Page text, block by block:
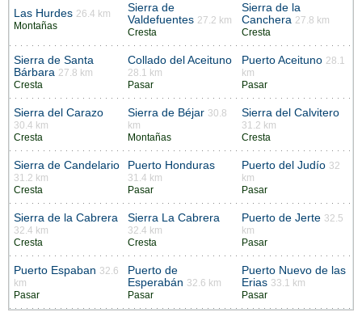
Las Hurdes 26.4 km
Montañas
Sierra de
Valdefuentes 27.2 km
Cresta
Sierra de la
Canchera 27.8 km
Cresta
Sierra de Santa
Bárbara 27.8 km
Cresta
Collado del Aceituno
28.1 km
Pasar
Puerto Aceituno 28.1
km
Pasar
Sierra del Carazo
30.4 km
Cresta
Sierra de Béjar 30.8
km
Montañas
Sierra del Calvitero
31.2 km
Cresta
Sierra de Candelario
31.2 km
Cresta
Puerto Honduras
31.4 km
Pasar
Puerto del Judío 32
km
Pasar
Sierra de la Cabrera
32.4 km
Cresta
Sierra La Cabrera
32.4 km
Cresta
Puerto de Jerte 32.5
km
Pasar
Puerto Espaban 32.6
km
Pasar
Puerto de
Esperabán 32.6 km
Pasar
Puerto Nuevo de las
Erias 33.1 km
Pasar